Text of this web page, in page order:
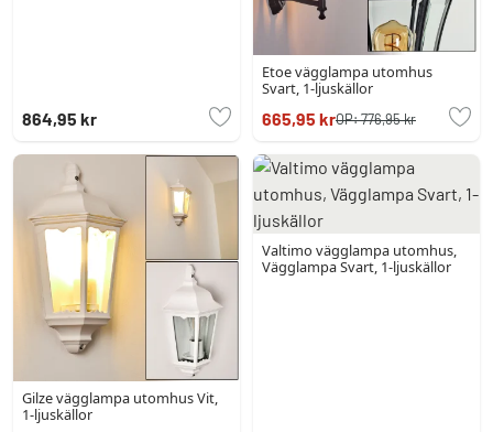
864,95 kr
Etoe vägglampa utomhus
Svart, 1-ljuskällor
665,95 krOP:776,95 kr
Gilze vägglampa utomhus Vit,
1-ljuskällor
Valtimo vägglampa utomhus,
Vägglampa Svart, 1-ljuskällor